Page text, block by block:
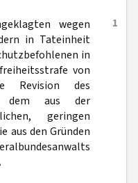
1
wegen
in Tateinheit
in
von
Revision des
dem aus der
geringen
aus den Gründen